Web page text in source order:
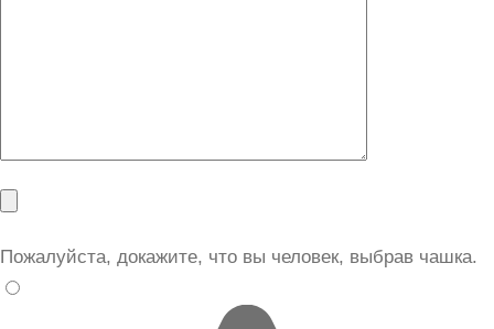
Пожалуйста, докажите, что вы человек, выбрав чашка.